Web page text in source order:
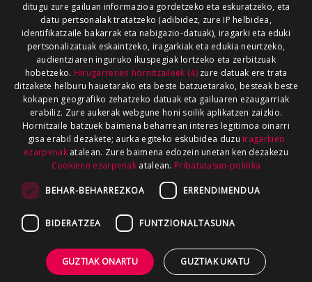
ditugu zure gailuan informazioa gordetzeko eta eskuratzeko, eta
datu pertsonalak tratatzeko (adibidez, zure IP helbidea,
identifikatzaile bakarrak eta nabigazio-datuak), iragarki eta eduki
pertsonalizatuak eskaintzeko, iragarkiak eta edukia neurtzeko,
audientziaren inguruko ikuspegiak lortzeko eta zerbitzuak
hobetzeko. Hirugarrenen hornitzaileek (4)zure datuak ere trata
ditzakete helburu hauetarako eta beste batzuetarako, besteak beste
kokapen geografiko zehatzeko datuak eta gailuaren ezaugarriak
erabiliz. Zure aukerak webgune honi soilik aplikatzen zaizkio.
Hornitzaile batzuek baimena beharrean interes legitimoa oinarri
gisa erabil dezakete; aurka egiteko eskubidea duzu Iragarkien
ezarpenakatalean. Zure baimena edozein unetan ken dezakezu
Cookieen ezarpenak atalean. Pribatutasun-politika
BEHAR-BEHARREZKOA ERRENDIMENDUA
BIDERATZEA FUNTZIONALTASUNA
GUZTIAK ONARTU GUZTIAK UKATU